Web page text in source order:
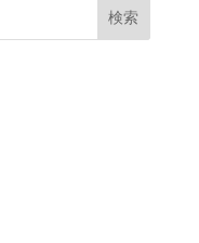
検索